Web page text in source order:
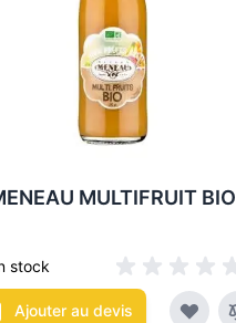
conditionnements disponibles :
MULTIFRUIT BIO
stock
Ajouter au devis